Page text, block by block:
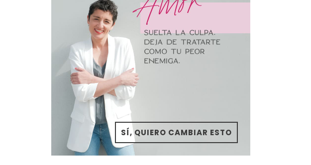
SÍ, QUIERO CAMBIAR ESTO